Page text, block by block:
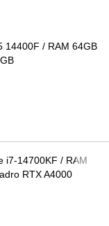
14400F / RAM 64GB